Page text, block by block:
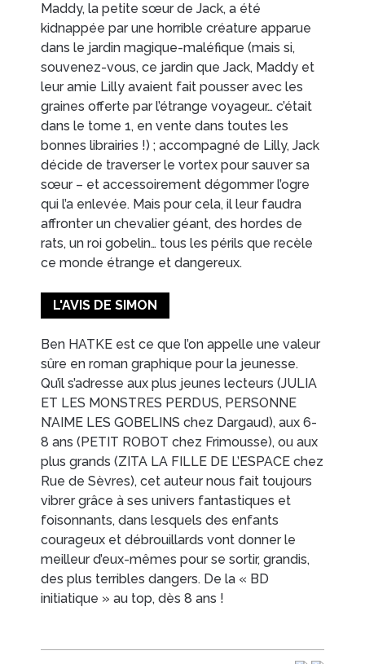
Maddy, la petite sœur de Jack, a été
kidnappée par une horrible créature apparue
dans le jardin magique-maléfique (mais si,
souvenez-vous, ce jardin que Jack, Maddy et
leur amie Lilly avaient fait pousser avec les
graines offerte par l’étrange voyageur… c’était
dans le tome 1, en vente dans toutes les
bonnes librairies !) ; accompagné de Lilly, Jack
décide de traverser le vortex pour sauver sa
sœur – et accessoirement dégommer l’ogre
qui l’a enlevée. Mais pour cela, il leur faudra
affronter un chevalier géant, des hordes de
rats, un roi gobelin… tous les périls que recèle
ce monde étrange et dangereux.
L'AVIS DE SIMON
Ben HATKE est ce que l’on appelle une valeur
sûre en roman graphique pour la jeunesse.
Qu’il s’adresse aux plus jeunes lecteurs (JULIA
ET LES MONSTRES PERDUS, PERSONNE
N’AIME LES GOBELINS chez Dargaud), aux 6-
8 ans (PETIT ROBOT chez Frimousse), ou aux
plus grands (ZITA LA FILLE DE L’ESPACE chez
Rue de Sèvres), cet auteur nous fait toujours
vibrer grâce à ses univers fantastiques et
foisonnants, dans lesquels des enfants
courageux et débrouillards vont donner le
meilleur d’eux-mêmes pour se sortir, grandis,
des plus terribles dangers. De la « BD
initiatique » au top, dès 8 ans !